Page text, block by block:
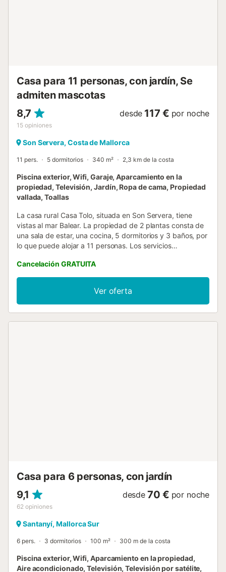
Casa para 11 personas, con jardín, Se
admiten mascotas
8,7
15 opiniones
desde 117 € por noche
Son Servera, Costa de Mallorca
11 pers. 5 dormitorios 340 m² 2,3 km de la costa
Piscina exterior, Wifi, Garaje, Aparcamiento en la
propiedad, Televisión, Jardín, Ropa de cama, Propiedad
vallada, Toallas
La casa rural Casa Tolo, situada en Son Servera, tiene
vistas al mar Balear. La propiedad de 2 plantas consta de
una sala de estar, una cocina, 5 dormitorios y 3 baños, por
lo que puede alojar a 11 personas. Los servicios
dedicado para la oficina en casa, una televisión, un
ventilador, una lavadora, así como una secadora. También
hay disponibles 3 cunas y 2 tronas. Esta casa rural ofrece
un espacio exterior privado con piscina, jardín, terraza
descubierta, terraza cubierta, balcón y barbacoa. Hay 5
Cancelación GRATUITA
Ver oferta
Casa para 6 personas, con jardín
9,1
62 opiniones
desde 70 € por noche
Santanyí, Mallorca Sur
6 pers. 3 dormitorios 100 m² 300 m de la costa
Piscina exterior, Wifi, Aparcamiento en la propiedad,
Aire acondicionado, Televisión, Televisión por satélite,